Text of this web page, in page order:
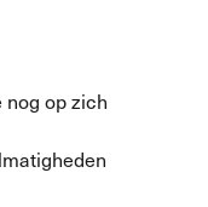
op zich